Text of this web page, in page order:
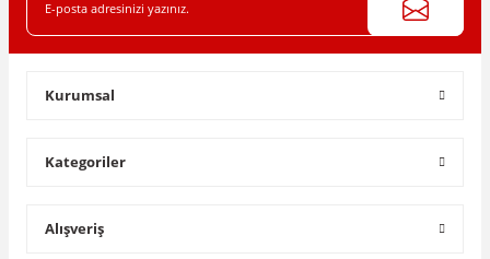
Kurumsal
Kategoriler
Alışveriş